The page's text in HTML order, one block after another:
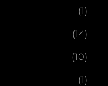
(1)
(14)
(10)
(1)